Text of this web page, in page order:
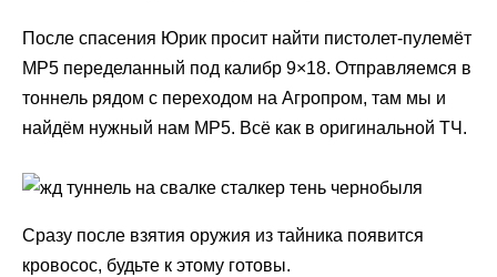
После спасения Юрик просит найти пистолет-пулемёт
MP5 переделанный под калибр 9×18. Отправляемся в
тоннель рядом с переходом на Агропром, там мы и
найдём нужный нам MP5. Всё как в оригинальной ТЧ.
Сразу после взятия оружия из тайника появится
кровосос, будьте к этому готовы.